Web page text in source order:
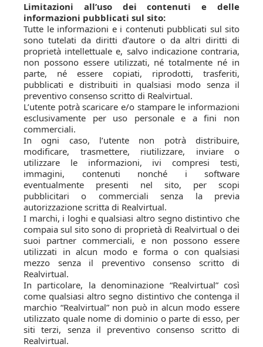
Limitazioni all’uso dei contenuti e delle
informazioni pubblicati sul sito:
Tutte le informazioni e i contenuti pubblicati sul sito
sono tutelati da diritti d’autore o da altri diritti di
proprietà intellettuale e, salvo indicazione contraria,
non possono essere utilizzati, né totalmente né in
parte, né essere copiati, riprodotti, trasferiti,
pubblicati e distribuiti in qualsiasi modo senza il
preventivo consenso scritto di Realvirtual.
L’utente potrà scaricare e/o stampare le informazioni
esclusivamente per uso personale e a fini non
commerciali.
In ogni caso, l’utente non potrà distribuire,
modificare, trasmettere, riutilizzare, inviare o
utilizzare le informazioni, ivi compresi testi,
immagini, contenuti nonché i software
eventualmente presenti nel sito, per scopi
pubblicitari o commerciali senza la previa
autorizzazione scritta di Realvirtual.
I marchi, i loghi e qualsiasi altro segno distintivo che
compaia sul sito sono di proprietà di Realvirtual o dei
suoi partner commerciali, e non possono essere
utilizzati in alcun modo e forma o con qualsiasi
mezzo senza il preventivo consenso scritto di
Realvirtual.
In particolare, la denominazione “Realvirtual” così
come qualsiasi altro segno distintivo che contenga il
marchio “Realvirtual” non può in alcun modo essere
utilizzato quale nome di dominio o parte di esso, per
siti terzi, senza il preventivo consenso scritto di
Realvirtual.